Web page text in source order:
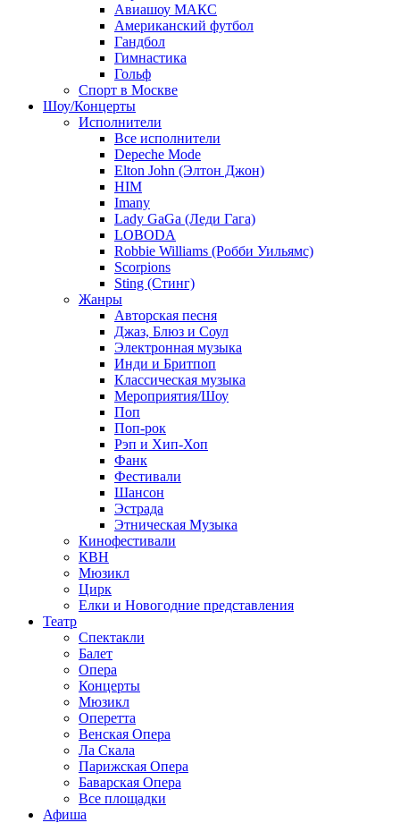
Авиашоу МАКС
Американский футбол
Гандбол
Гимнастика
Гольф
Спорт в Москве
Шоу/Концерты
Исполнители
Все исполнители
Depeche Mode
Elton John (Элтон Джон)
HIM
Imany
Lady GaGa (Леди Гага)
LOBODA
Robbie Williams (Робби Уильямс)
Scorpions
Sting (Стинг)
Жанры
Авторская песня
Джаз, Блюз и Соул
Электронная музыка
Инди и Бритпоп
Классическая музыка
Мероприятия/Шоу
Поп
Поп-рок
Рэп и Хип-Хоп
Фанк
Фестивали
Шансон
Эстрада
Этническая Музыка
Кинофестивали
КВН
Мюзикл
Цирк
Елки и Новогодние представления
Театр
Спектакли
Балет
Опера
Концерты
Мюзикл
Оперетта
Венская Опера
Ла Скала
Парижская Опера
Баварская Опера
Все площадки
Афиша